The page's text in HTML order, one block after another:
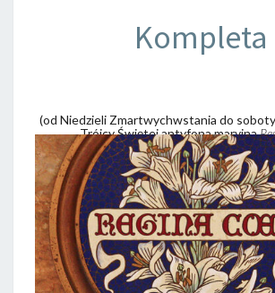
Kompleta
(od Niedzieli Zmartwychwstania do
Trójcy Świętej antyfona maryjna